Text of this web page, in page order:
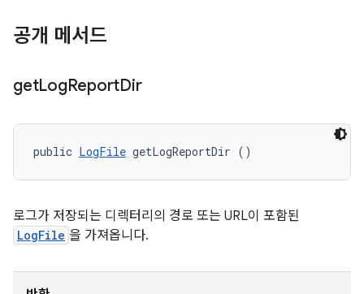
공개 메서드
getLogReportDir
public LogFile getLogReportDir ()
로그가 저장되는 디렉터리의 경로 또는 URL이 포함된
LogFile 을 가져옵니다.